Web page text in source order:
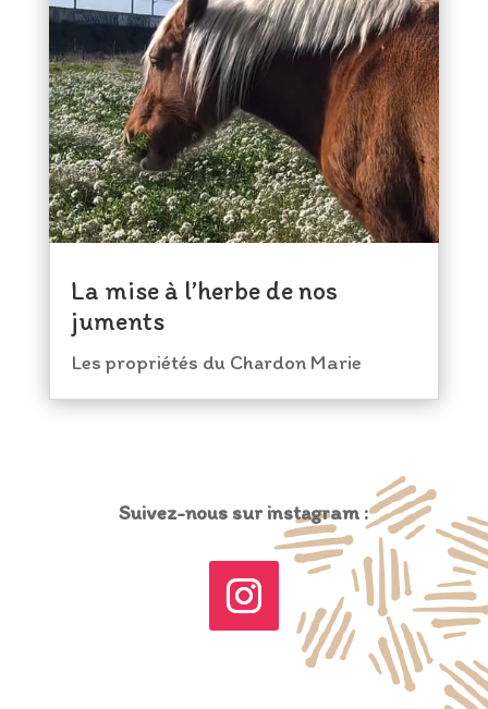
La mise à l’herbe de nos
juments
Les propriétés du Chardon Marie
Suivez-nous sur instagram :